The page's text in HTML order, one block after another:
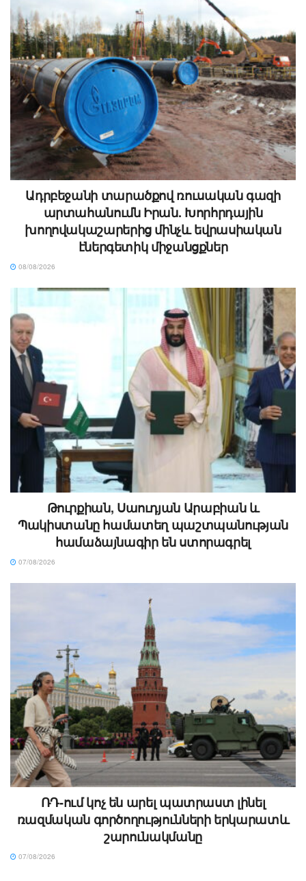
Ադրբեջանի տարածքով ռուսական գազի
արտահանումն Իրան. Խորհրդային
խողովակաշարերից մինչև եվրասիական
էներգետիկ միջանցքներ
08/08/2026
Թուրքիան, Սաուդյան Արաբիան և
Պակիստանը համատեղ պաշտպանության
համաձայնագիր են ստորագրել
07/08/2026
ՌԴ-ում կոչ են արել պատրաստ լինել
ռազմական գործողությունների երկարատև
շարունակմանը
07/08/2026